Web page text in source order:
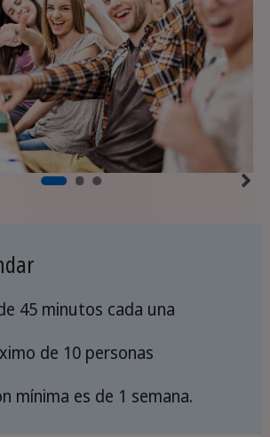
45 minutos cada una
de 10 personas
mínima es de 1 semana.